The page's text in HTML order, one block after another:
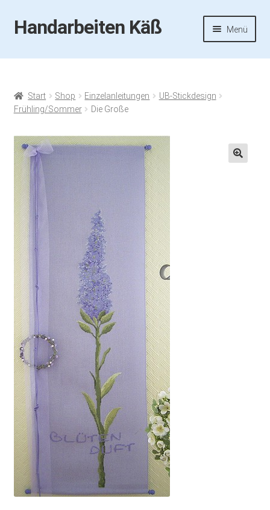
Zur
Navigation
Zum
Inhalt
Handarbeiten Käß Menü
Startseite
Aktuelles
Termine
Handarbeiten-Käß-Shop
Kasse
Mein Konto
Start Shop Einzelanleitungen
UB-Stickdesign
Frühling/Sommer
Die Große